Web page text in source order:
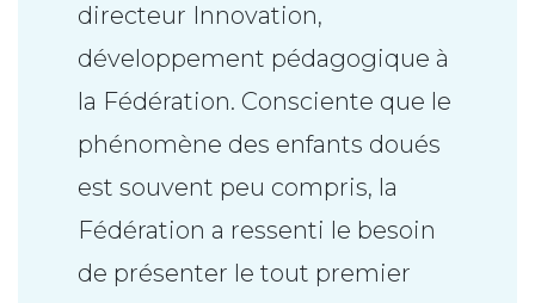
directeur Innovation,
développement pédagogique à
la Fédération. Consciente que le
phénomène des enfants doués
est souvent peu compris, la
Fédération a ressenti le besoin
de présenter le tout premier